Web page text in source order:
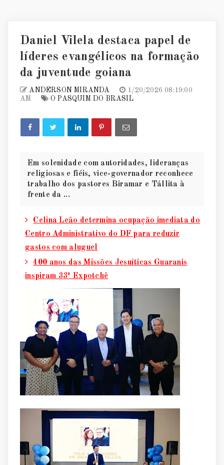
Daniel Vilela destaca papel de
líderes evangélicos na formação
da juventude goiana
ANDERSON MIRANDA
1/20/2026 08:19:00
AM
O PASQUIM DO BRASIL
Em solenidade com autoridades, lideranças
religiosas e fiéis, vice-governador reconhece
trabalho dos pastores Biramar e Tállita à
frente da ...
Celina Leão determina ocupação imediata do
Centro Administrativo do DF para reduzir
gastos com aluguel
400 anos das Missões Jesuíticas Guaranis
inspiram 33ª Expotchê